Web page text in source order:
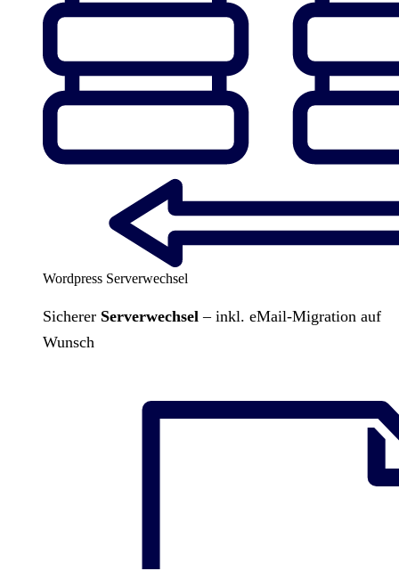
Wordpress Serverwechsel
Sicherer Serverwechsel – inkl. eMail-Migration auf
Wunsch